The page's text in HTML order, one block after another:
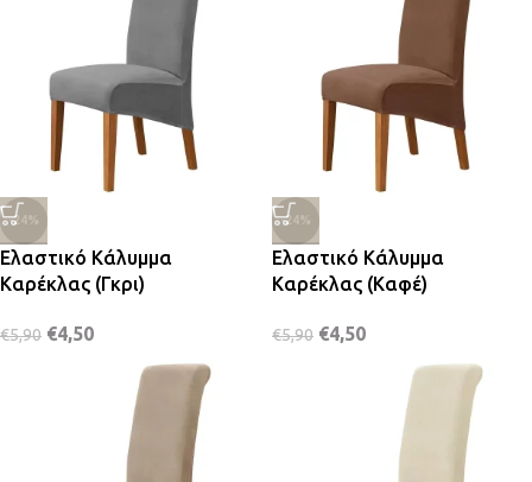
-24%
Ελαστικό Κάλυμμα
Καρέκλας (Γκρι)
€5,90 €4,50
-24%
Ελαστικό Κάλυμμα
Καρέκλας (Καφέ)
€5,90 €4,50